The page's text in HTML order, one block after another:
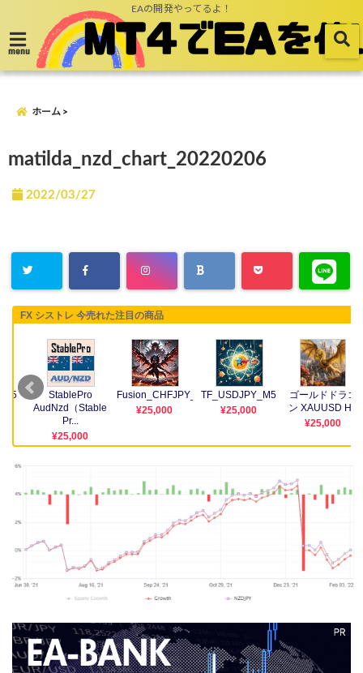
EAの開発やってるよ！
menu
ホーム
matilda_nzd_chart_20220206
2022/03/27